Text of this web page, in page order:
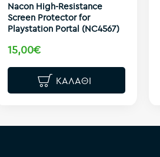
Nacon High-Resistance
Screen Protector for
Playstation Portal (NC4567)
15,00€
ΚΑΛΆΘΙ